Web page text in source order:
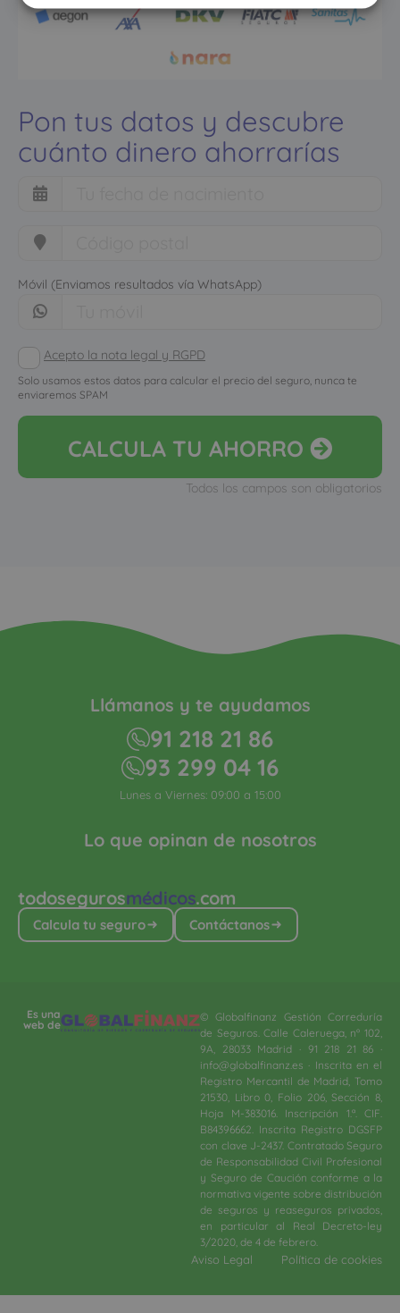
Pon tus datos y descubre
cuánto dinero ahorrarías
Móvil (Enviamos resultados vía WhatsApp)
Acepto la nota legal y RGPD
Solo usamos estos datos para calcular el precio del seguro, nunca te
enviaremos SPAM
CALCULA TU AHORRO
Todos los campos son obligatorios
todosegurosmédicos.com
Calcula tu seguro Contáctanos
Lo que opinan de nosotros
Llámanos y te ayudamos
91 218 21 86
93 299 04 16
Lunes a Viernes: 09:00 a 15:00
Es una
web de
© Globalfinanz Gestión Correduría
de Seguros. Calle Caleruega, nº 102,
9A, 28033 Madrid · 91 218 21 86 ·
info@globalfinanz.es · Inscrita en el
Registro Mercantil de Madrid, Tomo
21530, Libro 0, Folio 206, Sección 8,
Hoja M-383016. Inscripción 1.ª. CIF.
B84396662. Inscrita Registro DGSFP
con clave J-2437. Contratado Seguro
de Responsabilidad Civil Profesional
y Seguro de Caución conforme a la
normativa vigente sobre distribución
de seguros y reaseguros privados,
en particular al Real Decreto-ley
3/2020, de 4 de febrero.​
Aviso Legal Política de cookies